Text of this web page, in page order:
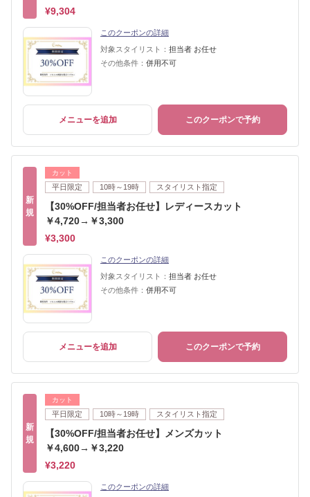
¥9,304
このクーポンの詳細
対象スタイリスト： 担当者 お任せ
その他条件： 併用不可
メニューを追加 このクーポンで予約
新
規
カット
平日限定 10時～19時 スタイリスト指定
【30%OFF/担当者お任せ】レディースカット
￥4,720→￥3,300
¥3,300
このクーポンの詳細
対象スタイリスト： 担当者 お任せ
その他条件： 併用不可
メニューを追加 このクーポンで予約
新
規
カット
平日限定 10時～19時 スタイリスト指定
【30%OFF/担当者お任せ】メンズカット
￥4,600→￥3,220
¥3,220
このクーポンの詳細